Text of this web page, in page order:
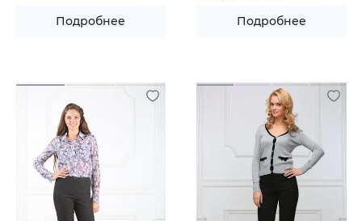
Подробнее Подробнее